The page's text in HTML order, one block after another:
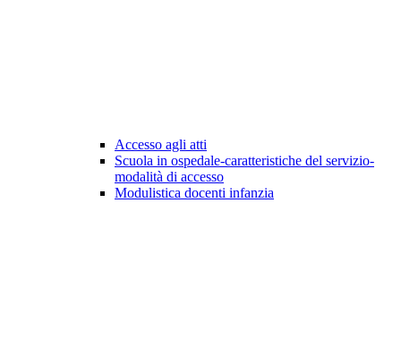
Accesso agli atti
Scuola in ospedale-caratteristiche del servizio-
modalità di accesso
Modulistica docenti infanzia